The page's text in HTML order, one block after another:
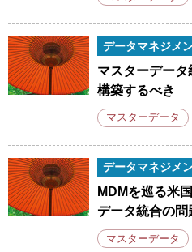
データマネジメ
マスターデー
構築するべき
マスターデータ
データマネジメ
MDMを巡る米
データ統合の問
マスターデータ